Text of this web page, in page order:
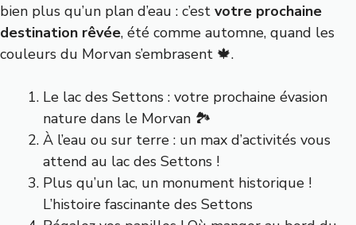
bien plus qu’un plan d’eau : c’est votre prochaine
destination rêvée, été comme automne, quand les
couleurs du Morvan s’embrasent 🍁.
Le lac des Settons : votre prochaine évasion
nature dans le Morvan 🏞️
À l’eau ou sur terre : un max d’activités vous
attend au lac des Settons !
Plus qu’un lac, un monument historique !
L’histoire fascinante des Settons